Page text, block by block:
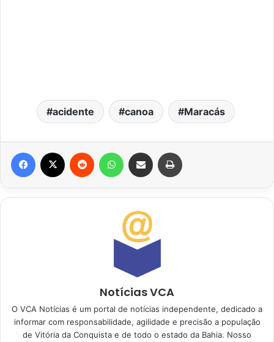
acidente canoa Maracás
Facebook Reddit WhatsAppCompartilhar via e-mail
Notícias VCA
O VCA Notícias é um portal de notícias independente, dedicado a
informar com responsabilidade, agilidade e precisão a população
de Vitória da Conquista e de todo o estado da Bahia. Nosso